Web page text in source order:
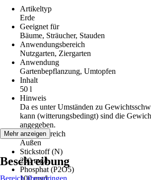
Artikeltyp
Erde
Geeignet für
Bäume, Sträucher, Stauden
Anwendungsbereich
Nutzgarten, Ziergarten
Anwendung
Gartenbepflanzung, Umtopfen
Inhalt
50 l
Hinweis
Da es unter Umständen zu
kann (witterungsbedingt) sind die
angegeben.
Einsatzbereich
Außen
Stickstoff (N)
200 mg/l
Phosphat (P2O5)
100 mg/l
Mehr anzeigen
Beschreibung
Bereich überspringen